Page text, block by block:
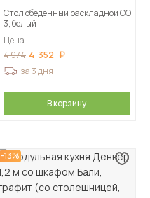
Стол обеденный раскладной СО
3, белый
Цена
4 974 4 352
за 3 дня
В корзину
-13%